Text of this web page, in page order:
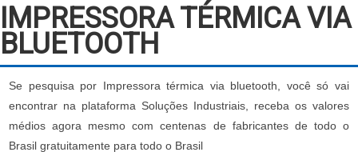
IMPRESSORA TÉRMICA VIA
BLUETOOTH
Se pesquisa por Impressora térmica via bluetooth, você só vai
encontrar na plataforma Soluções Industriais, receba os valores
médios agora mesmo com centenas de fabricantes de todo o
Brasil gratuitamente para todo o Brasil